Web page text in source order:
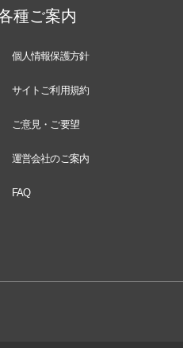
種ご案内
個人情報保護方針
サイトご利用規約
ご意見・ご要望
運営会社のご案内
FAQ